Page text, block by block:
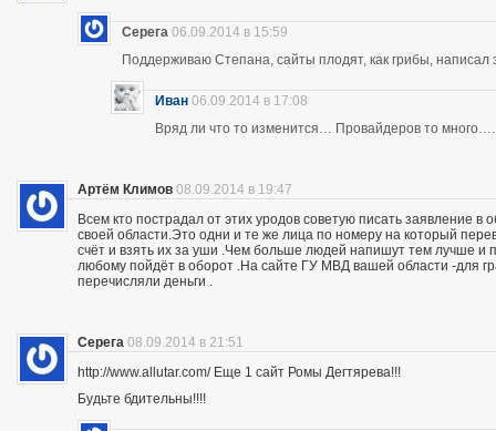
Серега 06.09.2014 в 15:59
Поддерживаю Степана, сайты плодят, как грибы,
Иван 06.09.2014 в 17:08
Вряд ли что то изменится… Провайдеров то много….
Артём Климов 08.09.2014 в 19:47
Всем кто пострадал от этих уродов советую писать заявление
своей области.Это одни и те же лица по номеру на который
счёт и взять их за уши .Чем больше людей напишут тем лучше и
любому пойдёт в оборот .На сайте ГУ МВД вашей области -для
перечисляли деньги .
Серега 08.09.2014 в 21:51
http://www.allutar.com/ Еще 1 сайт Ромы Дегтярева!!!
Будьте бдительны!!!!